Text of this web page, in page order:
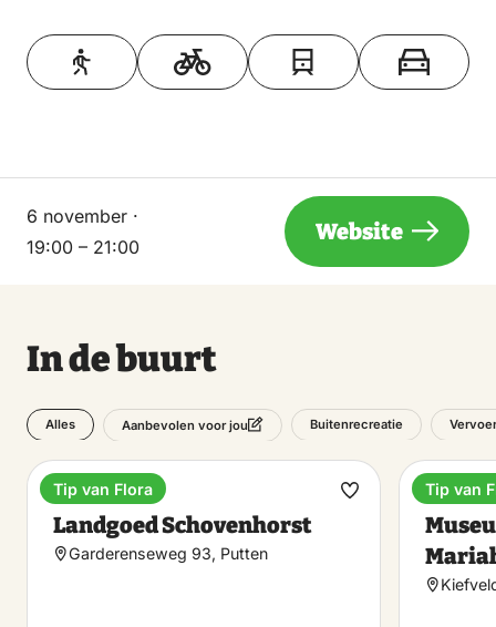
Toon op kaart
6 november ·
19:00 – 21:00
Website
In de buurt
Alles Aanbevolen voor jou Buitenrecreatie Vervoer
Landgoed
Landgoed Schovenhorst
Garderenseweg 93, Putten
Tip van Flora
Maak
Tip van